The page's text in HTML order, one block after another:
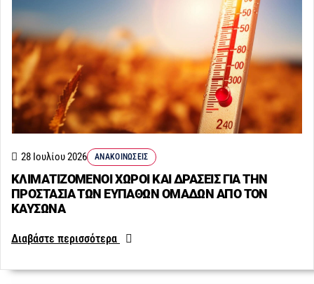
ΚΛΙΜΑΤΙΖΟΜΕΝΟΙ ΧΩΡΟΙ ΚΑΙ ΔΡΑΣΕΙΣ ΓΙΑ ΤΗΝ
ΠΡΟΣΤΑΣΙΑ ΤΩΝ ΕΥΠΑΘΩΝ ΟΜΑΔΩΝ ΑΠΟ ΤΟΝ
ΚΑΥΣΩΝΑ
28 Ιουλίου 2026 ΑΝΑΚΟΙΝΏΣΕΙΣ
Διαβάστε περισσότερα